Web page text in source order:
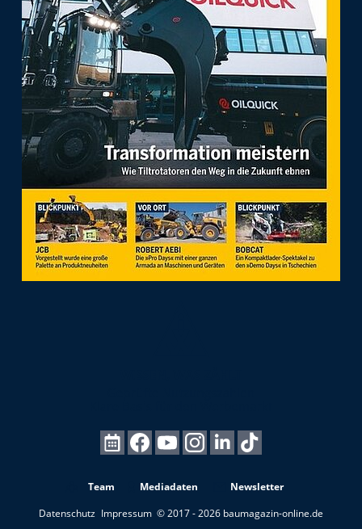
Team Mediadaten
Newsletter
Datenschutz Impressum © 2017 - 2026 baumagazin-online.de